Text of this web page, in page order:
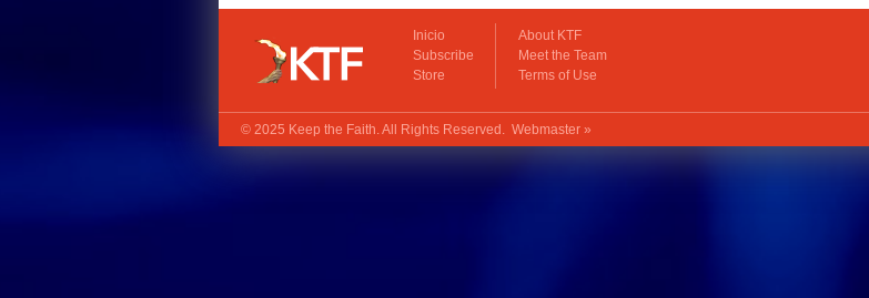
Inicio
Subscribe
Store
About KTF
Meet the Team
Terms of Use
© 2025 Keep the Faith. All Rights Reserved. Webmaster »